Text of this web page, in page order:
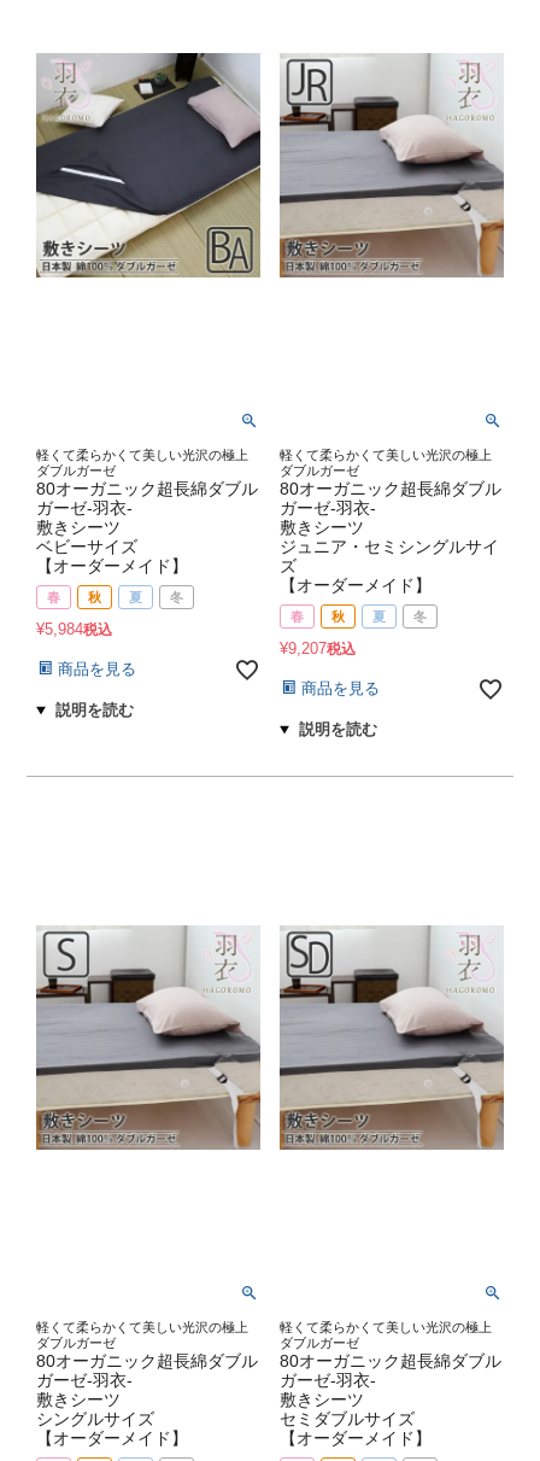
軽くて柔らかくて美しい光沢の極上
ダブルガーゼ
80オーガニック超長綿ダブル
ガーゼ-羽衣-
敷きシーツ
ベビーサイズ
【オーダーメイド】
春 秋 夏 冬
¥5,984税込
商品を見る
軽くて柔らかくて美しい光沢の極上
ダブルガーゼ
80オーガニック超長綿ダブル
ガーゼ-羽衣-
敷きシーツ
ジュニア・セミシングルサイ
ズ
【オーダーメイド】
春 秋 夏 冬
¥9,207税込
商品を見る
軽くて柔らかくて美しい光沢の極上
ダブルガーゼ
80オーガニック超長綿ダブル
ガーゼ-羽衣-
敷きシーツ
シングルサイズ
【オーダーメイド】
軽くて柔らかくて美しい光沢の極上
ダブルガーゼ
80オーガニック超長綿ダブル
ガーゼ-羽衣-
敷きシーツ
セミダブルサイズ
【オーダーメイド】